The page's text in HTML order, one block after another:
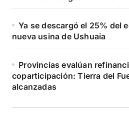
Ya se descargó el 25% del
nueva usina de Ushuaia
Provincias evalúan
coparticipación: Tierra del
alcanzadas